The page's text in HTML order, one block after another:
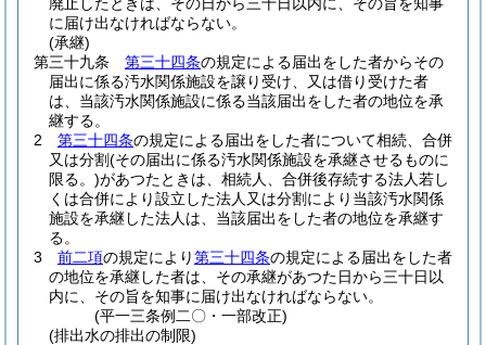
に届け出なければならない。
(承継)
第三十九条
第三十四条の規定による届出をした者からその
届出に係る汚水関係施設を譲り受け、又は借り受けた者
は、当該汚水関係施設に係る当該届出をした者の地位を承
継する。
2
第三十四条の規定による届出をした者について相続、合併
又は分割(その届出に係る汚水関係施設を承継させるものに
限る。)があつたときは、相続人、合併後存続する法人若し
くは合併により設立した法人又は分割により当該汚水関係
施設を承継した法人は、当該届出をした者の地位を承継す
る。
3
前二項の規定により第三十四条の規定による届出をした者
の地位を承継した者は、その承継があつた日から三十日以
内に、その旨を知事に届け出なければならない。
(平一三条例二〇・一部改正)
(排出水の排出の制限)